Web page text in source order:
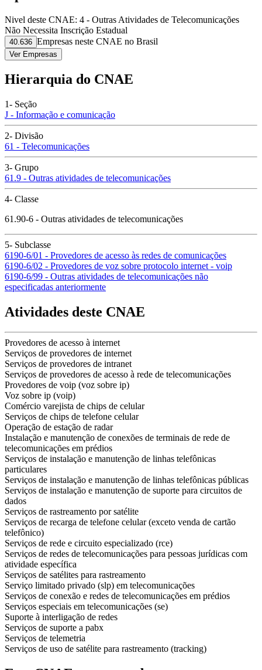
Nivel deste CNAE: 4 - Outras Atividades de Telecomunicações
Não Necessita Inscrição Estadual
40.636 Empresas neste CNAE no Brasil
Ver Empresas
Hierarquia do CNAE
1- Seção
J - Informação e comunicação
2- Divisão
61 - Telecomunicações
3- Grupo
61.9 - Outras atividades de telecomunicações
4- Classe
61.90-6 - Outras atividades de telecomunicações
5- Subclasse
6190-6/01 - Provedores de acesso às redes de comunicações
6190-6/02 - Provedores de voz sobre protocolo internet - voip
6190-6/99 - Outras atividades de telecomunicações não
especificadas anteriormente
Atividades deste CNAE
Provedores de acesso à internet
Serviços de provedores de internet
Serviços de provedores de intranet
Serviços de provedores de acesso à rede de telecomunicações
Provedores de voip (voz sobre ip)
Voz sobre ip (voip)
Comércio varejista de chips de celular
Serviços de chips de telefone celular
Operação de estação de radar
Instalação e manutenção de conexões de terminais de rede de
telecomunicações em prédios
Serviços de instalação e manutenção de linhas telefônicas
particulares
Serviços de instalação e manutenção de linhas telefônicas públicas
Serviços de instalação e manutenção de suporte para circuitos de
dados
Serviços de rastreamento por satélite
Serviços de recarga de telefone celular (exceto venda de cartão
telefônico)
Serviços de rede e circuito especializado (rce)
Serviços de redes de telecomunicações para pessoas jurídicas com
atividade específica
Serviços de satélites para rastreamento
Serviço limitado privado (slp) em telecomunicações
Serviços de conexão e redes de telecomunicações em prédios
Serviços especiais em telecomunicações (se)
Suporte à interligação de redes
Serviços de suporte a pabx
Serviços de telemetria
Serviços de uso de satélite para rastreamento (tracking)